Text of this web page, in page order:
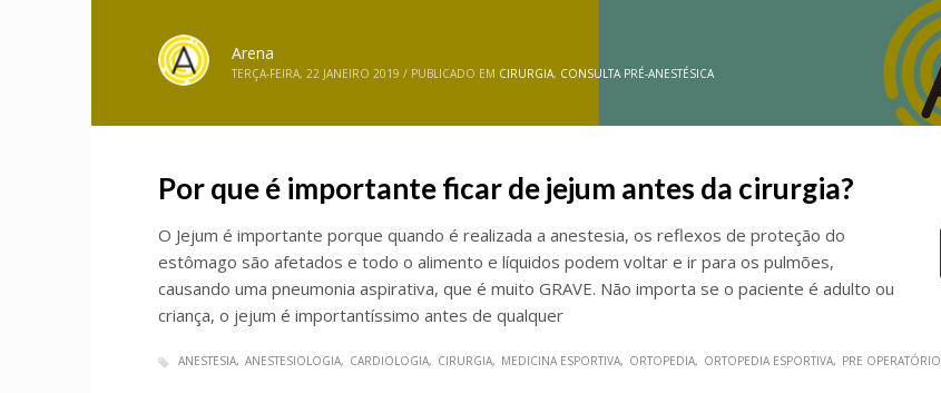
Arena
TERÇA-FEIRA, 22 JANEIRO 2019 / PUBLICADO EM CIRURGIA, CONSULTA PRÉ-ANESTÉSICA
Por que é importante ficar de jejum antes da cirurgia?
O Jejum é importante porque quando é realizada a anestesia, os reflexos de proteção do
estômago são afetados e todo o alimento e líquidos podem voltar e ir para os pulmões,
causando uma pneumonia aspirativa, que é muito GRAVE. Não importa se o paciente é adulto ou
criança, o jejum é importantíssimo antes de qualquer
ANESTESIA ANESTESIOLOGIA CARDIOLOGIA CIRURGIA MEDICINA ESPORTIVA ORTOPEDIA ORTOPEDIA ESPORTIVA PRE OPERATÓRIO